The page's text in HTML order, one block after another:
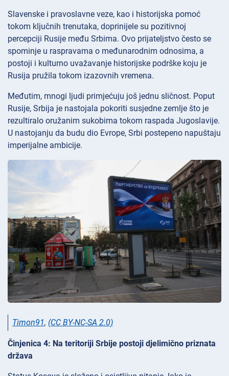
Slavenske i pravoslavne veze, kao i historijska pomoć
tokom ključnih trenutaka, doprinijele su pozitivnoj
percepciji Rusije među Srbima. Ovo prijateljstvo često se
spominje u raspravama o međunarodnim odnosima, a
postoji i kulturno uvažavanje historijske podrške koju je
Rusija pružila tokom izazovnih vremena.
Međutim, mnogi ljudi primjećuju još jednu sličnost. Poput
Rusije, Srbija je nastojala pokoriti susjedne zemlje što je
rezultiralo oružanim sukobima tokom raspada Jugoslavije.
U nastojanju da budu dio Evrope, Srbi postepeno napuštaju
imperijalne ambicije.
Timon91, (CC BY-NC-SA 2.0)
Činjenica 4: Na teritoriji Srbije postoji djelimično priznata
država